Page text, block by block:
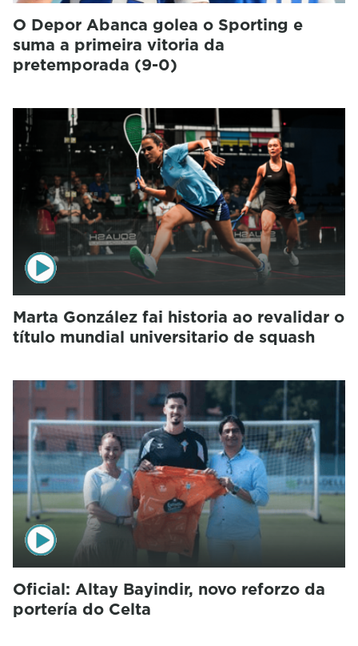
O Depor Abanca golea o Sporting e
suma a primeira vitoria da
pretemporada (9-0)
Marta González fai historia ao revalidar o
título mundial universitario de squash
Oficial: Altay Bayindir, novo reforzo da
portería do Celta